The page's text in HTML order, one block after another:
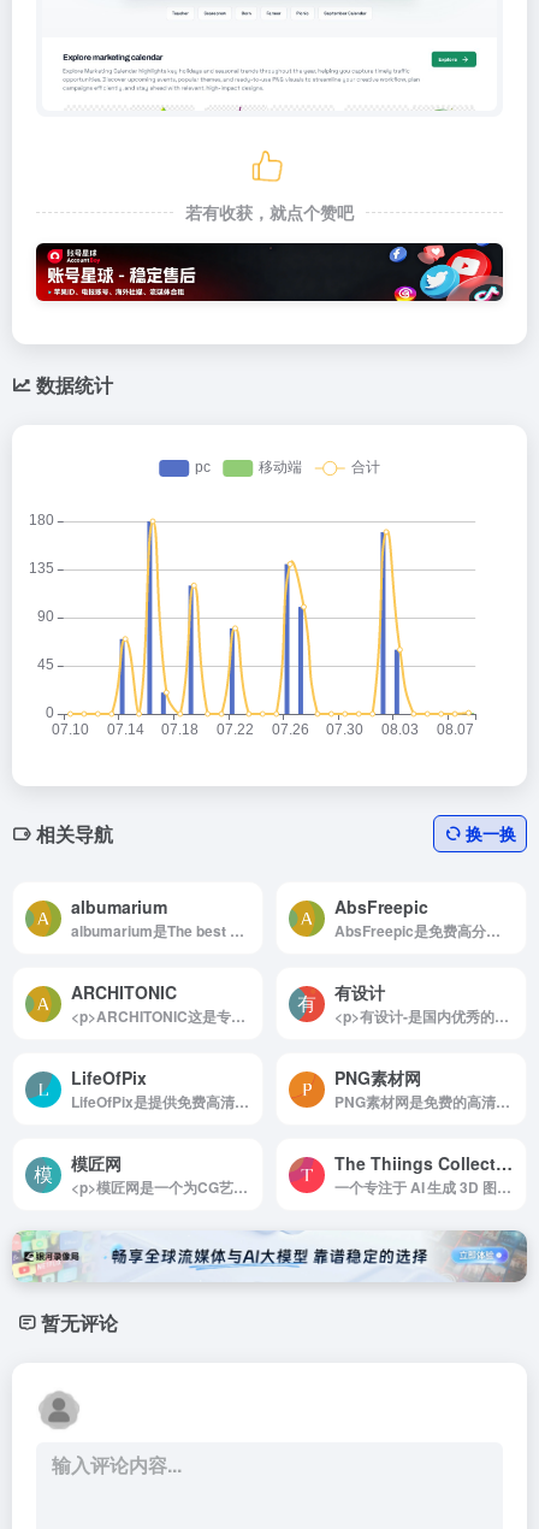
若有收获，就点个赞吧
数据统计
相关导航 换一换
albumarium
albumarium是The best place to find &amp; share beautiful images
AbsFreepic
AbsFreepic是免费高分辨率图片
ARCHITONIC
<p>ARCHITONIC这是专门针对室内设计软装的一个资料库，提供了国外知名品牌的设计家具、系统家具、室内建材的信息，对于设计师是很好的资源。</p>
有设计
<p>有设计-是国内优秀的设计师素材下载平台,拥有海量优质的设计素材,包含了3D模型,施工图,材质预设,平面素材,影视后期,音频音效;及室内设计教程,效果图教程,PS教程,C4D教程等。</p>
LifeOfPix
LifeOfPix是提供免费高清图像素材，无版权限制，图片多为欧洲景观
PNG素材网
PNG素材网是免费的高清透明PNG素材资源分享网站
模匠网
<p>模匠网是一个为CG艺术家免费提供3D模型下载、贴图下载、教程下载、CG软件下载、的网站</p>
The Thiings Collection
一个专注于 AI 生成 3D 图标 的免费素材库，当前收录 7000 多个 3D 风格的等距插画，涵盖日常用品、电子设备、办公用品、服装、自然元素等多个主题。
暂无评论